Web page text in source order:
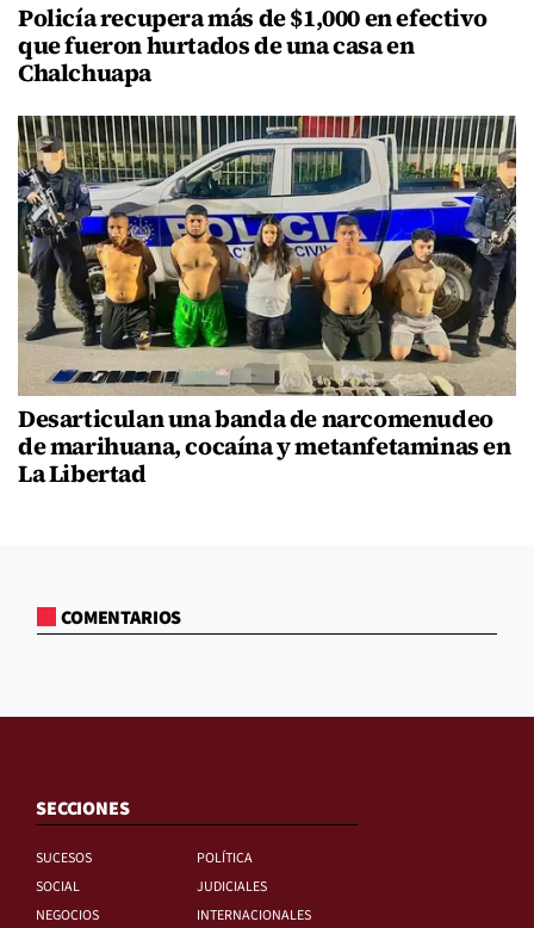
Policía recupera más de $1,000 en efectivo
que fueron hurtados de una casa en
Chalchuapa
Desarticulan una banda de narcomenudeo
de marihuana, cocaína y metanfetaminas en
La Libertad
COMENTARIOS
SECCIONES
SUCESOS
POLÍTICA
SOCIAL
JUDICIALES
NEGOCIOS
INTERNACIONALES